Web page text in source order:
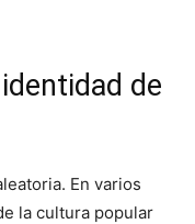
de
En varios
la cultura popular